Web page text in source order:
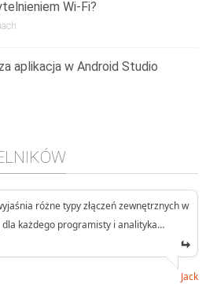
Wi-Fi?
aplikacja w Android Studio
różne typy złączeń zewnętrznych w
dla każdego programisty i analityka…
Jack